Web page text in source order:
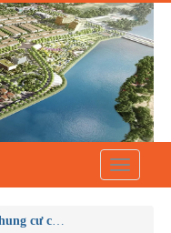
Toggle
cư của người Việt thay